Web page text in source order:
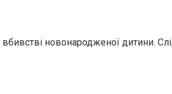
новонародженої дитини.